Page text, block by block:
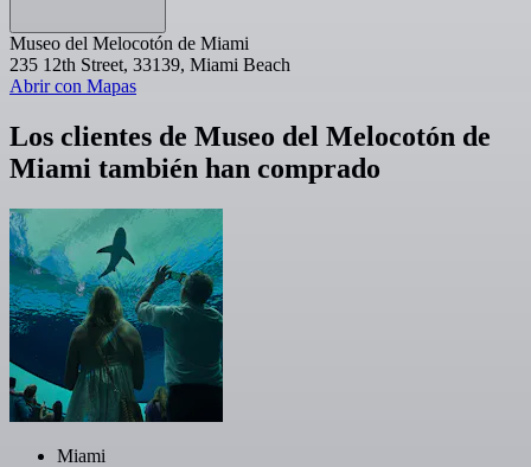
Museo del Melocotón de Miami
235 12th Street, 33139, Miami Beach
Abrir con Mapas
Los clientes de Museo del Melocotón de
Miami también han comprado
Miami